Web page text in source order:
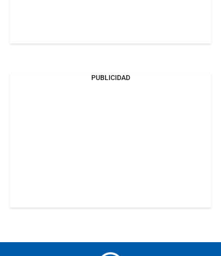
PUBLICIDAD